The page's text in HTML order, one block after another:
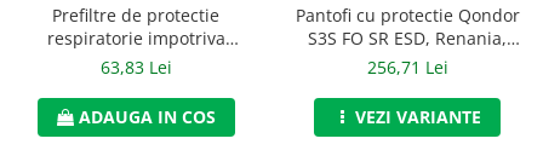
Accesorii alpinism utilitar
Carabiniere
Prefiltre de protectie
respiratorie impotriva
particulelor de tip P3, 3M,
63,83 Lei
ADAUGA IN COS
Pantofi cu protectie Qondor
S3S FO SR ESD, Renania,
art.9A00
256,71 Lei
VEZI VARIANTE